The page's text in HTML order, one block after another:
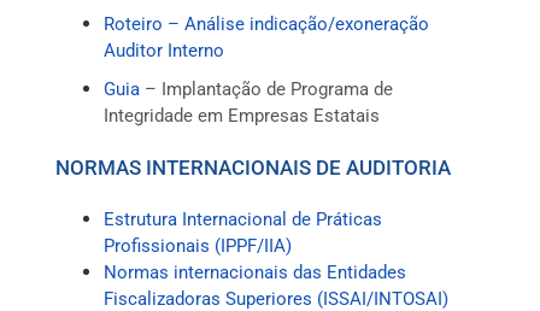
Roteiro – Análise indicação/exoneração
Auditor Interno
Guia – Implantação de Programa de
Integridade em Empresas Estatais
NORMAS INTERNACIONAIS DE AUDITORIA
Estrutura Internacional de Práticas
Profissionais (IPPF/IIA)
Normas internacionais das Entidades
Fiscalizadoras Superiores (ISSAI/INTOSAI)